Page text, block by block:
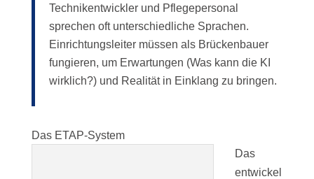
Technikentwickler und Pflegepersonal
sprechen oft unterschiedliche Sprachen.
Einrichtungsleiter müssen als Brückenbauer
fungieren, um Erwartungen (Was kann die KI
wirklich?) und Realität in Einklang zu bringen.
Das ETAP-System
Das
entwickel